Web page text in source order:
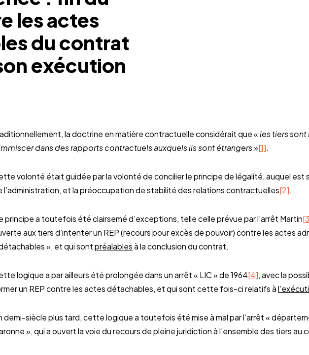
les actes
du contrat
exécution
la doctrine en matière contractuelle considérait que «les tiers
dans des rapports contractuels auxquels ils sont étrangers»[1].
volonté était guidée par la volonté de concilier le principe de légalité, auquel est
l’administration, et la préoccupation de stabilité des relations contractuelles[2].
principe a toutefois été clairsemé d’exceptions, telle celle prévue par l’arrêt Martin
aux tiers d’intenter un REP (recours pour excès de pouvoir) contre les actes
», et qui sontpréalablesà la conclusion du contrat.
logique a par ailleurs été prolongée dans un arrêt « LIC » de 1964[4], avec la
un REP contre les actes détachables, et qui sont cette fois-ci relatifs à
demi-siècle plus tard, cette logique a toutefois été mise à mal par l’arrêt «
», qui a ouvert la voie du recours de pleine juridiction à l’ensemble des tiers au